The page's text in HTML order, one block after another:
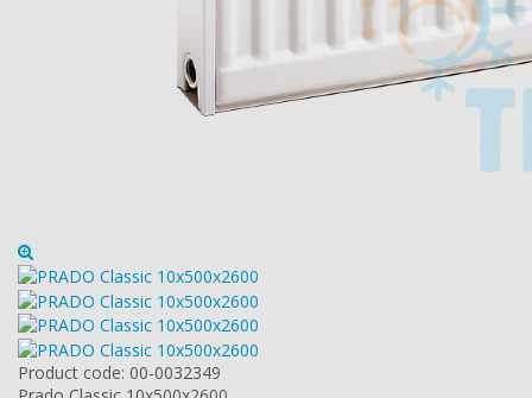
Product code: 00-0032349